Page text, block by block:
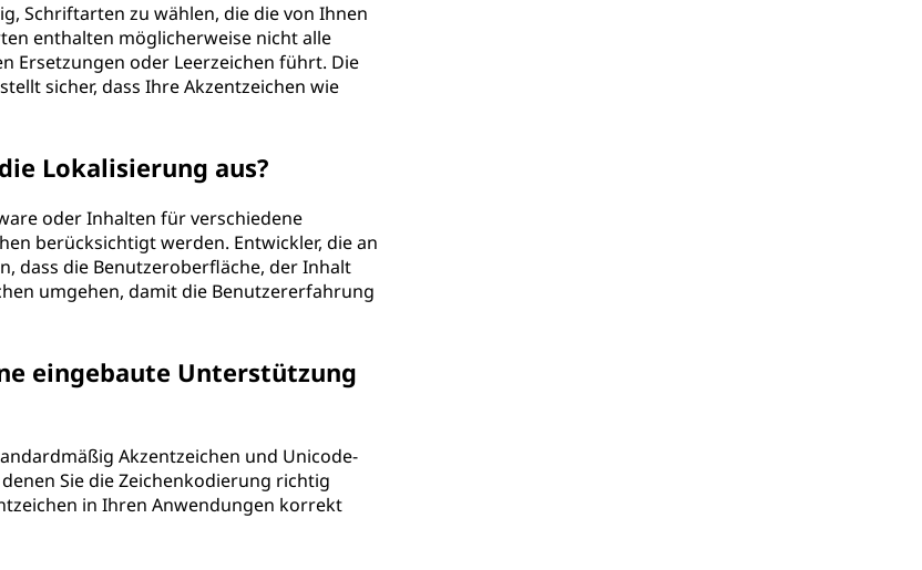
Schriftarten zu wählen, die die von Ihnen
enthalten möglicherweise nicht alle
Ersetzungen oder Leerzeichen führt. Die
sicher, dass Ihre Akzentzeichen wie
Lokalisierung aus?
oder Inhalten für verschiedene
berücksichtigt werden. Entwickler, die an
dass die Benutzeroberfläche, der Inhalt
umgehen, damit die Benutzererfahrung
eingebaute Unterstützung
Akzentzeichen und Unicode-
Sie die Zeichenkodierung richtig
in Ihren Anwendungen korrekt